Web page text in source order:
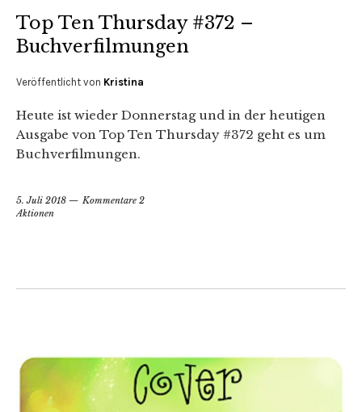
Top Ten Thursday #372 –
Buchverfilmungen
Veröffentlicht von Kristina
Heute ist wieder Donnerstag und in der heutigen
Ausgabe von Top Ten Thursday #372 geht es um
Buchverfilmungen.
5. Juli 2018
Kommentare 2
Aktionen